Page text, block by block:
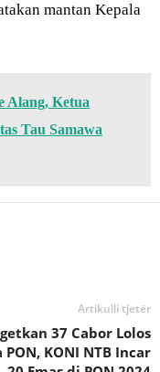
mantan Kepala
Alang, Ketua
Tau Samawa
Artikulli tjetër
37 Cabor Lolos
PON, KONI NTB Incar